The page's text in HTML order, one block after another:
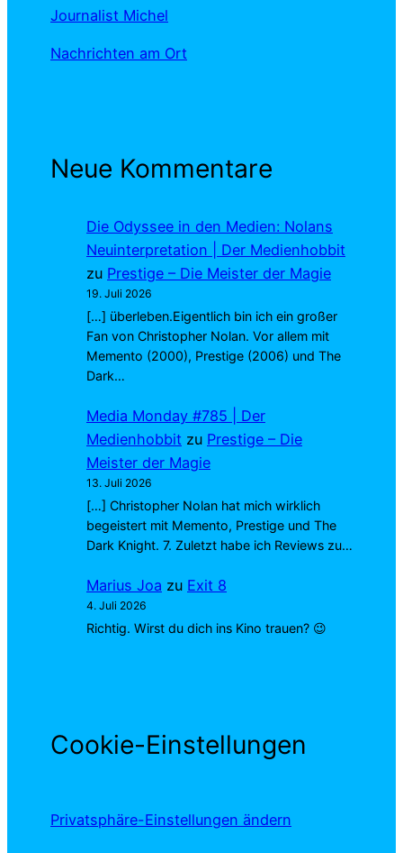
Journalist Michel
Nachrichten am Ort
Neue Kommentare
Die Odyssee in den Medien: Nolans
Neuinterpretation | Der Medienhobbit
zu Prestige – Die Meister der Magie
19. Juli 2026
[…] überleben.Eigentlich bin ich ein großer
Fan von Christopher Nolan. Vor allem mit
Memento (2000), Prestige (2006) und The
Dark…
Media Monday #785 | Der
Medienhobbit zu Prestige – Die
Meister der Magie
13. Juli 2026
[…] Christopher Nolan hat mich wirklich
begeistert mit Memento, Prestige und The
Dark Knight. 7. Zuletzt habe ich Reviews zu…
Marius Joa zu Exit 8
4. Juli 2026
Richtig. Wirst du dich ins Kino trauen? 😉
Cookie-Einstellungen
Privatsphäre-Einstellungen ändern